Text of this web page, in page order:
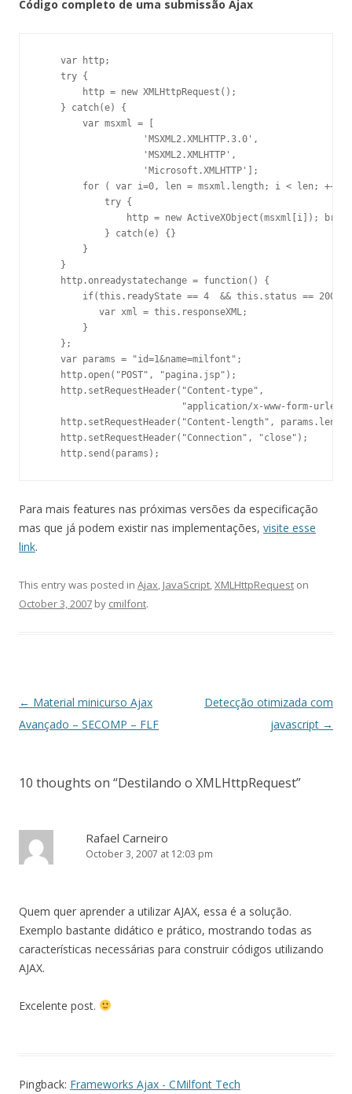
Código completo de uma submissão Ajax
    var http;
    try {
        http = new XMLHttpRequest();
    } catch(e) {
        var msxml = [
                   'MSXML2.XMLHTTP.3.0',
                   'MSXML2.XMLHTTP',
                   'Microsoft.XMLHTTP'];
for ( var i=0, len = msxml.length; i < len; ++i
            try {
http = new ActiveXObject(msxml[i]);
            } catch(e) {}
        }
    }
    http.onreadystatechange = function() {
        if(this.readyState == 4  && this.status == 200) {
           var xml = this.responseXML;
        }
    };
    var params = "id=1&name=milfont";
    http.open("POST", "pagina.jsp");
    http.setRequestHeader("Content-type",
http.setRequestHeader("Content-length",
    http.setRequestHeader("Connection", "close");
Para mais features nas próximas versões da especificação
mas que já podem existir nas implementações, visite esse
link.
This entry was posted in Ajax, JavaScript,XMLHttpRequest on
October 3, 2007 by cmilfont.
Post
navigation
← Material minicurso Ajax
Avançado – SECOMP – FLF
Detecção otimizada com
javascript →
10 thoughts on “Destilando o XMLHttpRequest”
Rafael Carneiro
October 3, 2007 at 12:03 pm
Quem quer aprender a utilizar AJAX, essa é a solução.
Exemplo bastante didático e prático, mostrando todas as
características necessárias para construir códigos utilizando
AJAX.
Excelente post.
Pingback: Frameworks Ajax - CMilfont Tech